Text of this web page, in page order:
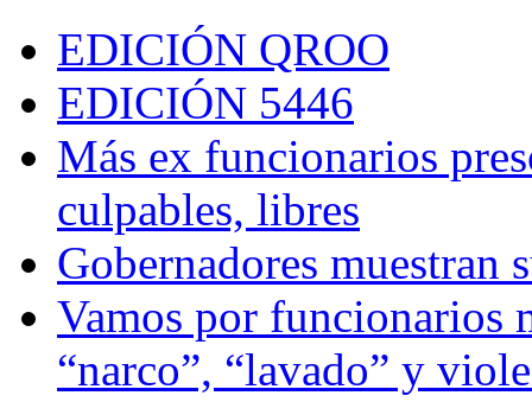
EDICIÓN QROO
EDICIÓN 5446
Más ex funcionarios
culpables, libres
Gobernadores muestran
Vamos por funcionarios
“narco”, “lavado” y